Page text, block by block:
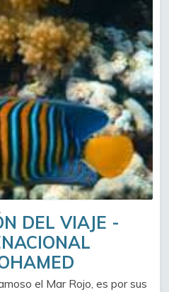
DEL VIAJE -
el Mar Rojo, es por sus